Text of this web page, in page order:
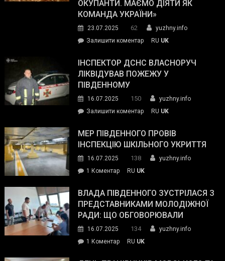
резерву
гуманітарну
допомогу
ОКУПАНТИ. МАЄМО ДІЯТИ ЯК
КОМАНДА УКРАЇНИ»
23.07.2025 62
yuzhny.info
Залишити коментарon
провів
нараду
силових
та
органів:
«Наш
спільний
окупанти.
Маємо
діяти
команда
RU UK
ІНСПЕКТОР ДСНС ВЛАСНОРУЧ
ЛІКВІДУВАВ ПОЖЕЖУ У
ПІВДЕННОМУ
16.07.2025 150
yuzhny.info
Залишити коментарon
ДСНС
власноруч
пожежу
у
RU UK
МЕР ПІВДЕННОГО ПРОВІВ
ІНСПЕКЦІЮ ШКІЛЬНОГО УКРИТТЯ
16.07.2025 138
yuzhny.info
1 Коментардо
Південного
провів
інспекцію
RU UK
ВЛАДА ПІВДЕННОГО ЗУСТРІЛАСЯ З
ПРЕДСТАВНИКАМИ МОЛОДІЖНОЇ
РАДИ: ЩО ОБГОВОРЮВАЛИ
16.07.2025 134
yuzhny.info
1 Коментардо
RU UK